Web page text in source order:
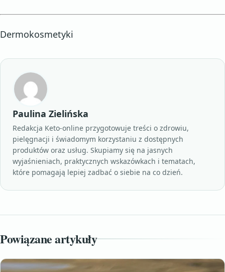
Dermokosmetyki
Paulina Zielińska
Redakcja Keto-online przygotowuje treści o zdrowiu,
pielęgnacji i świadomym korzystaniu z dostępnych
produktów oraz usług. Skupiamy się na jasnych
wyjaśnieniach, praktycznych wskazówkach i tematach,
które pomagają lepiej zadbać o siebie na co dzień.
Powiązane artykuły